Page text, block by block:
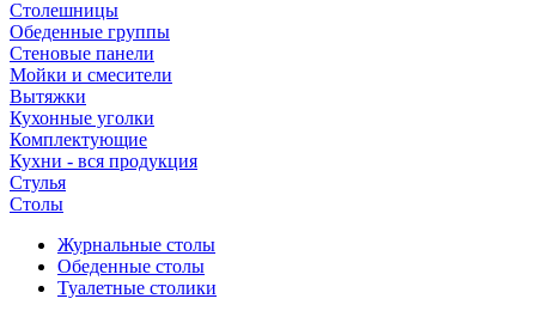
Столешницы
Обеденные группы
Стеновые панели
Мойки и смесители
Вытяжки
Кухонные уголки
Комплектующие
Кухни - вся продукция
Стулья
Столы
Журнальные столы
Обеденные столы
Туалетные столики